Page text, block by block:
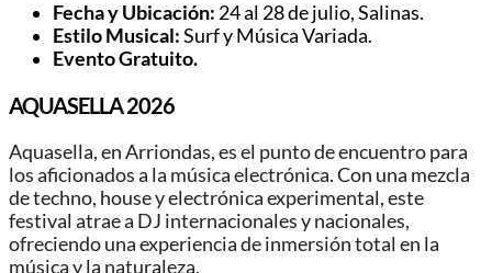
Fecha y Ubicación: 24 al 28 de julio, Salinas.
Estilo Musical:Surf y Música Variada.
Evento Gratuito.
AQUASELLA 2026
Aquasella, en Arriondas, es el punto de encuentro para
los aficionados a la música electrónica. Con una mezcla
de techno, house y electrónica experimental, este
festival atrae a DJ internacionales y nacionales,
ofreciendo una experiencia de inmersión total en la
música y la naturaleza.